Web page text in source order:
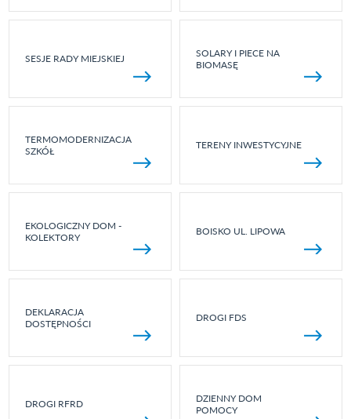
SESJE RADY MIEJSKIEJ
SOLARY I PIECE NA
BIOMASĘ
TERMOMODERNIZACJA
SZKÓŁ
TERENY INWESTYCYJNE
EKOLOGICZNY DOM -
KOLEKTORY
BOISKO UL. LIPOWA
DEKLARACJA
DOSTĘPNOŚCI
DROGI FDS
DROGI RFRD
DZIENNY DOM
POMOCY